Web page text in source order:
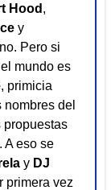
Hood ,
y
Pero si
mundo es
, primicia
del
propuestas
A eso se
y DJ
primera vez